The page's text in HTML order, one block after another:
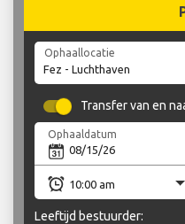
Ophaallocatie
Transfer van en
Ophaaldatum
Leeftijd bestuurder: